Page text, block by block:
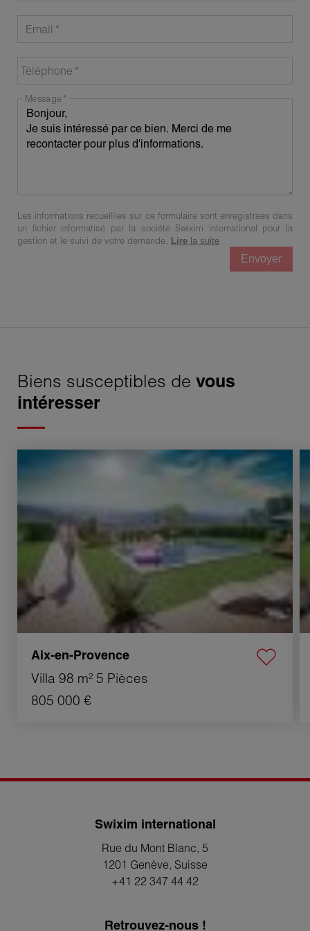
Email
Téléphone
Message
Les informations recueillies sur ce formulaire sont enregistrées dans
un fichier informatisé par la société Swixim international pour la
gestion et le suivi de votre demande.
Lire la suite
Envoyer
Biens susceptibles de vous
intéresser
Vente Villa Aix-en-Provence 5 Pièces 98 m²
Aix-en-Provence
Villa 98 m² 5 Pièces
805 000 €
Swixim international
Rue du Mont Blanc, 5
1201 Genève, Suisse
+41 22 347 44 42
Retrouvez-nous !